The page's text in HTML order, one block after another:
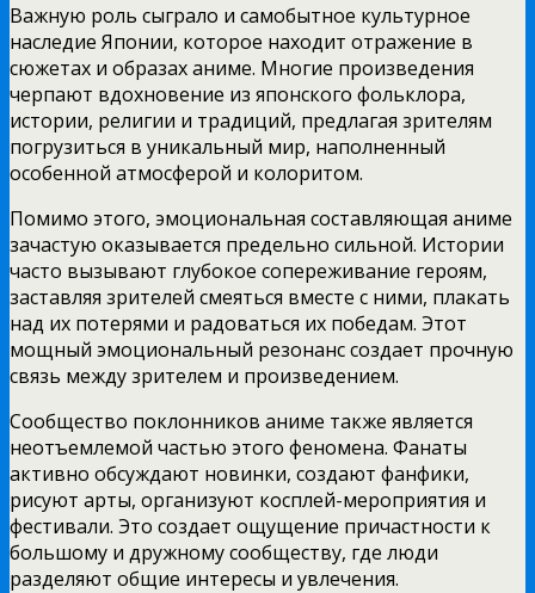
Важную роль сыграло и самобытное культурное
наследие Японии, которое находит отражение в
сюжетах и образах аниме. Многие произведения
черпают вдохновение из японского фольклора,
истории, религии и традиций, предлагая зрителям
погрузиться в уникальный мир, наполненный
особенной атмосферой и колоритом.
Помимо этого, эмоциональная составляющая аниме
зачастую оказывается предельно сильной. Истории
часто вызывают глубокое сопереживание героям,
заставляя зрителей смеяться вместе с ними, плакать
над их потерями и радоваться их победам. Этот
мощный эмоциональный резонанс создает прочную
связь между зрителем и произведением.
Сообщество поклонников аниме также является
неотъемлемой частью этого феномена. Фанаты
активно обсуждают новинки, создают фанфики,
рисуют арты, организуют косплей-мероприятия и
фестивали. Это создает ощущение причастности к
большому и дружному сообществу, где люди
разделяют общие интересы и увлечения.